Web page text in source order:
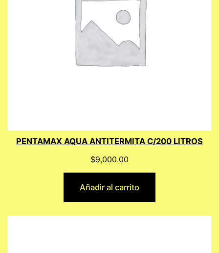
PENTAMAX AQUA ANTITERMITA C/200 LITROS
$9,000.00
Añadir al carrito